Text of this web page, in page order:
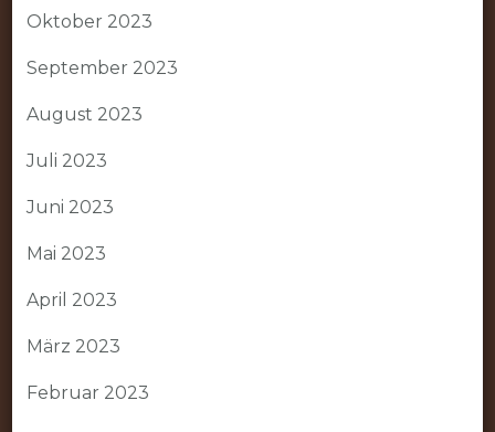
Oktober 2023
September 2023
August 2023
Juli 2023
Juni 2023
Mai 2023
April 2023
März 2023
Februar 2023